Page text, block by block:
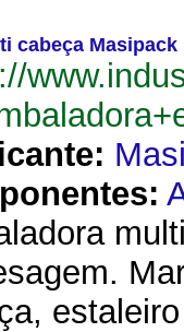
cabeça Masipack